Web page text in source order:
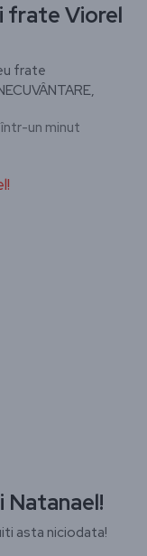
frate Viorel
frate
Citești într-un minut
Natanael!
asta niciodata!